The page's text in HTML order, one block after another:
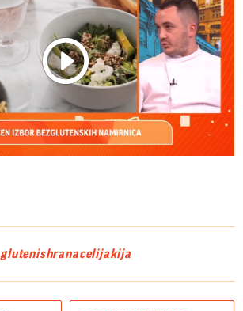
Play
glutenishranacelijakija